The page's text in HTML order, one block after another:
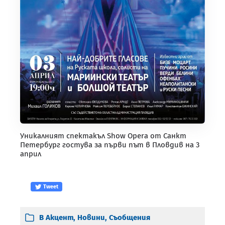
Уникалният спектакъл Show Opera от Санкт
Петербург гостува за първи път в Пловдив на 3
април
Tweet
В Акцент, Новини, Съобщения